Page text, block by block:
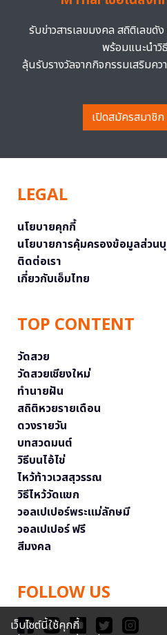
รับข่าวสารเลขมงคล สถิติเลขดั
พร้อมแนะนำวิ
ลุ้นรับรางวัลจากกิจกรรมเสริมค
เปิดสมัครสมาชิ
LEGAL
นโยบายคุกกี้
นโยบายการคุ้มครองข้อมูลส่วน
ติดต่อเรา
เกี่ยวกับเอ็มไทย
TOP CONTENT
วัดสวย
วัดสวยเชียงใหม่
ทำนายฝัน
สถิติหวยรายเดือน
ดวงรายวัน
บทสวดมนต์
วิธีบนไอ้ไข่
ไหว้ท้าวเวสสุวรรณ
วิธีไหว้วัดแขก
วอลเปเปอร์พระแม่ลักษมี
วอลเปเปอร์ ฟรี
สีมงคล
FOLLOW US
เว็บไซต์นี้ใช้คุกกี้